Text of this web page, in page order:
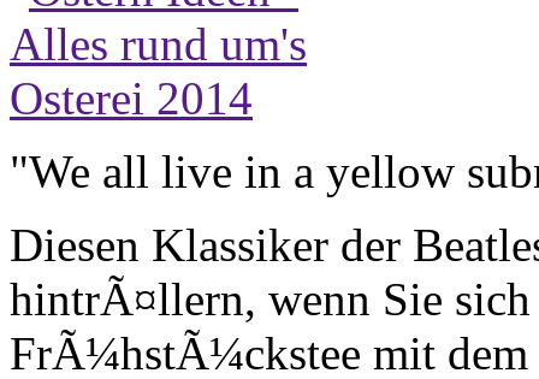
"We all live in a yellow
Diesen Klassiker der
hintrÃ¤llern, wenn Sie
FrÃ¼hstÃ¼ckstee mit dem